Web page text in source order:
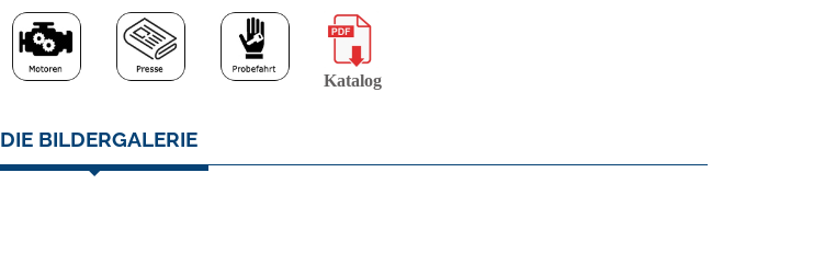
Katalog
DIE BILDERGALERIE